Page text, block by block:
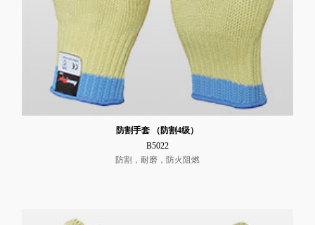
防割手套 （防割4级）
B5022
防割，耐磨，防火阻燃